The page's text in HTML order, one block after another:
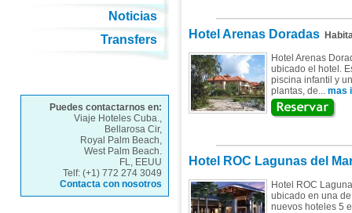
Hotel Arenas Doradas
Hotel Arenas
ubicado el hotel.
piscina infantil y
plantas, de... mas
Hotel ROC Lagunas del
Hotel ROC
ubicado en una
nuevos hoteles 5
Noticias
Transfers
Puedes contactarnos en:
Viaje Hoteles Cuba.,
Bellarosa Cir,
Royal Palm Beach,
West Palm Beach.
FL, EEUU
Telf: (+1) 772 274 3049
Contacta con nosotros